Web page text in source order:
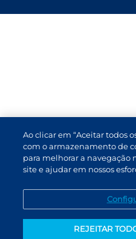
Ao clicar em “Aceitar todos
com o armazenamento de
para melhorar a navegação
site e ajudar em nossos
REJEITAR